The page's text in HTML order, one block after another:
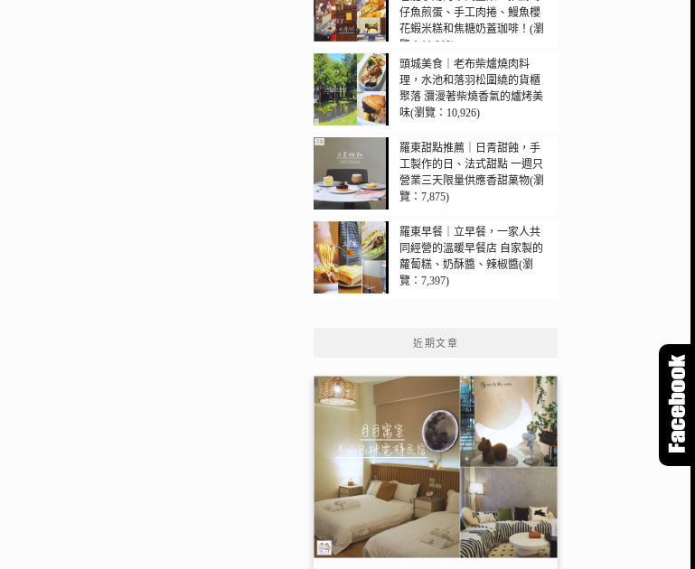
仔魚煎蛋、手工肉捲、鰻魚櫻
花蝦米糕和焦糖奶蓋珈啡！(瀏
覽：11,010)
頭城美食｜老布柴爐燒肉料
理，水池和落羽松圍繞的貨櫃
聚落 瀰漫著柴燒香氣的爐烤美
味(瀏覽：10,926)
羅東甜點推薦｜日青甜蝕，手
工製作的日、法式甜點 一週只
營業三天限量供應香甜菓物(瀏
覽：7,875)
羅東早餐｜立早餐，一家人共
同經營的溫暖早餐店 自家製的
蘿蔔糕、奶酥醬、辣椒醬(瀏
覽：7,397)
近期文章